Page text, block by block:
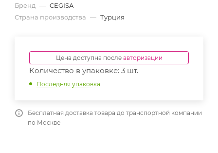
Бренд — CEGISA
Страна производства — Турция
Цена доступна после авторизации
Количество в упаковке: 3 шт.
Последняя упаковка
Бесплатная доставка товара до транспортной компании
по Москве